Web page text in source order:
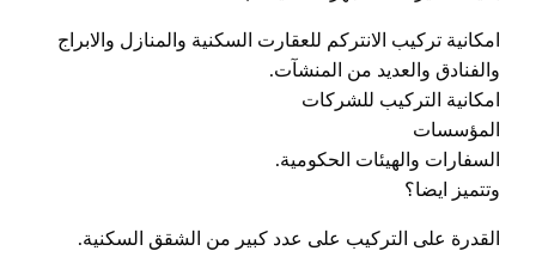
امكانية تركيب الانتركم للعقارت السكنية والمنازل والابراج
والفنادق والعديد من المنشآت.
امكانية التركيب للشركات
المؤسسات
السفارات والهيئات الحكومية.
وتتميز ايضا؟
القدرة على التركيب على عدد كبير من الشقق السكنية.